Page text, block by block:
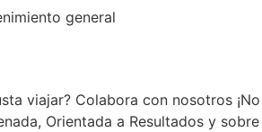
general
viajar? Colabora con nosotros
Orientada a Resultados y